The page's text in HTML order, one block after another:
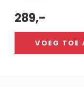
289,-
VOEG TOE